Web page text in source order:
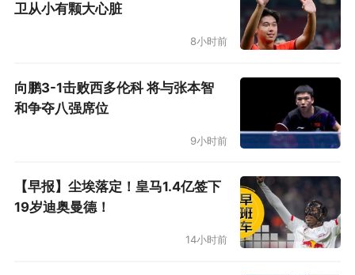
卫从小有颗大心脏
8小时前
向鹏3-1击败西多伦科 将与张本智
和争夺八强席位
9小时前
【早报】尘埃落定！皇马1.4亿签下
19岁迪奥曼德！
14小时前